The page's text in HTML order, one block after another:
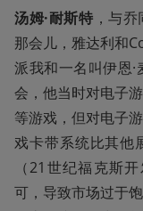
汤姆·耐斯特 ，与
那会儿，雅达利和
派我和一名叫伊恩
会，他当时对电子
等游戏，但对电子
戏卡带系统比其他
（21世纪福克斯
可，导致市场过于